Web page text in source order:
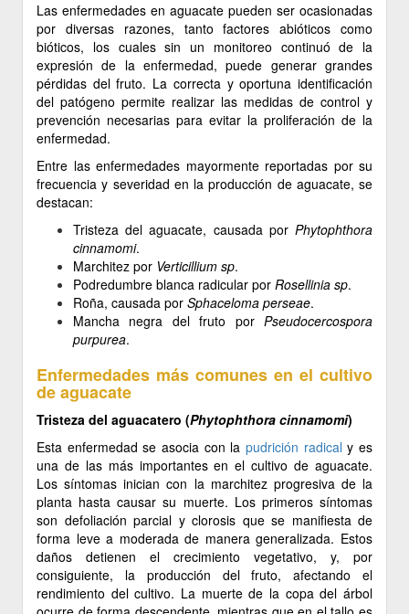
Las enfermedades en aguacate pueden ser ocasionadas
por diversas razones, tanto factores abióticos como
bióticos, los cuales sin un monitoreo continuó de la
expresión de la enfermedad, puede generar grandes
pérdidas del fruto. La correcta y oportuna identificación
del patógeno permite realizar las medidas de control y
prevención necesarias para evitar la proliferación de la
enfermedad.
Entre las enfermedades mayormente reportadas por su
frecuencia y severidad en la producción de aguacate, se
destacan:
Tristeza del aguacate, causada por Phytophthora
cinnamomi.
Marchitez por Verticillium sp.
Podredumbre blanca radicular por Rosellinia sp.
Roña, causada por Sphaceloma perseae.
Mancha negra del fruto por Pseudocercospora
purpurea.
Enfermedades más comunes en el cultivo
de aguacate
Tristeza del aguacatero (Phytophthora cinnamomi)
Esta enfermedad se asocia con la pudrición radical y es
una de las más importantes en el cultivo de aguacate.
Los síntomas inician con la marchitez progresiva de la
planta hasta causar su muerte. Los primeros síntomas
son defoliación parcial y clorosis que se manifiesta de
forma leve a moderada de manera generalizada. Estos
daños detienen el crecimiento vegetativo, y, por
consiguiente, la producción del fruto, afectando el
rendimiento del cultivo. La muerte de la copa del árbol